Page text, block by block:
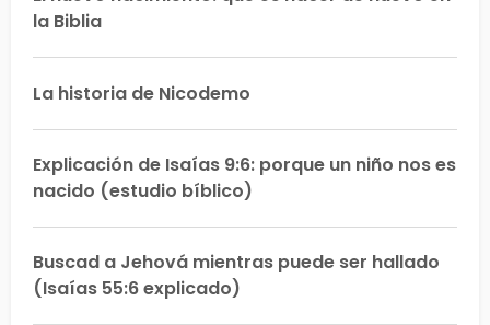
la Biblia
La historia de Nicodemo
Explicación de Isaías 9:6: porque un niño nos es
nacido (estudio bíblico)
Buscad a Jehová mientras puede ser hallado
(Isaías 55:6 explicado)